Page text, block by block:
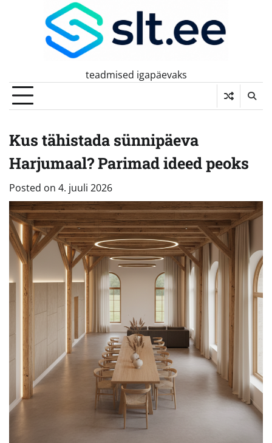
teadmised igapäevaks
Kus tähistada sünnipäeva
Harjumaal? Parimad ideed peoks
Posted on 4. juuli 2026